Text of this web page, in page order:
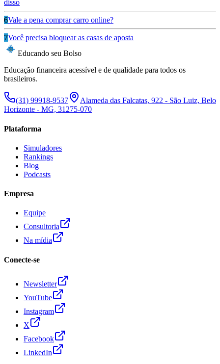
disso
6Vale a pena comprar carro online?
7Você precisa bloquear as casas de aposta
Educando seu Bolso
Educação financeira acessível e de qualidade para todos os
brasileiros.
(31) 99918-9537
Alameda das Falcatas, 922 - São Luiz, Belo
Horizonte - MG, 31275-070
Plataforma
Simuladores
Rankings
Blog
Podcasts
Empresa
Equipe
Consultoria
Na mídia
Conecte-se
Newsletter
YouTube
Instagram
X
Facebook
LinkedIn